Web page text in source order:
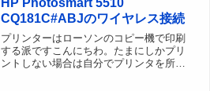
HP Photosmart 5510
CQ181C#ABJのワイヤレス接続
プリンターはローソンのコピー機で印刷
する派ですこんにちわ。たまにしかプリ
ントしない場合は自分でプリンタを所有